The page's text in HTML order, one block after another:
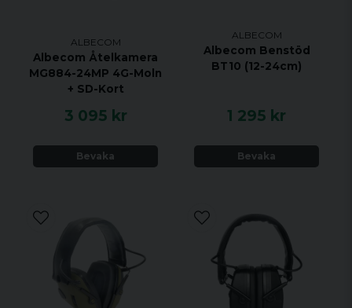
ALBECOM
Albecom Åtelkamera
MG884-24MP 4G-Moln
+ SD-Kort
3 095 kr
Bevaka
ALBECOM
Albecom Benstöd
BT10 (12-24cm)
1 295 kr
Bevaka